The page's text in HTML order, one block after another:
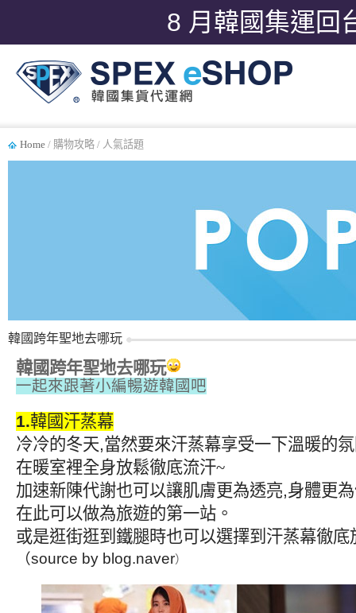
8 月韓國集運回
Home / 購物攻略 / 人氣話題
韓國跨年聖地去哪玩
韓國跨年聖地去哪玩
一起來跟著小編暢遊韓國吧
1.韓國汗蒸幕
冷冷的冬天,當然要來汗蒸幕享受一下溫暖的
在暖室裡全身放鬆徹底流汗~
加速新陳代謝也可以讓肌膚更為透亮,身體更
在此可以做為旅遊的第一站 。
或是逛街逛到鐵腿時也可以選擇到汗蒸幕徹底
（source by blog.naver）